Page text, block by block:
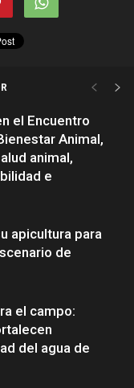
el Encuentro
Animal,
animal,
e
apicultura para
de
el campo:
del agua de